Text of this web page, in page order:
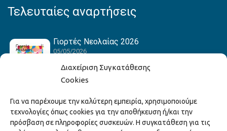
Διαχείριση Συγκατάθεσης
Cookies
Για να παρέχουμε την καλύτερη εμπειρία, χρησιμοποιούμε
τεχνολογίες όπως cookies για την αποθήκευση ή/και την
πρόσβαση σε πληροφορίες συσκευών. Η συγκατάθεση για τις
Τελευταίες αναρτήσεις
Γιορτές Νεολαίας 2026
05/05/2026
Hack the Match: Γνωρίζοντας τα Αμερικανικά
Αθλήματα! Δημιουργώντας το Δικό σου
Game Story!